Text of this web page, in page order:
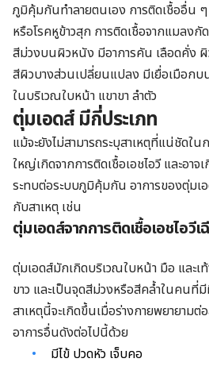
ภูมิคุ้มกันทำลายตนเอง การติดเชื้ออื่น ๆ
หรือโรคหูข้าวสุก การติดเชื้อจากแมลง
สีม่วงบนผิวหนัง มีอาการคัน เลือดคั่ง
สีผิวบางส่วนเปลี่ยนแปลง มีเยื่อเมือกบ
ในบริเวณใบหน้า แขาขา ลำตัว
ตุ่มเอดส์ มีกี่ประเภท
แม้จะยังไม่สามารถระบุสาเหตุที่แน่ชัดใน
ใหญ่เกิดจากการติดเชื้อเอชไอวี และอา
ระทบต่อระบบภูมิคุ้มกัน อาการของตุ่มเ
กับสาเหตุ เช่น
ตุ่มเอดส์จากการติดเชื้อเอชไอวี
ตุ่มเอดส์มักเกิดบริเวณใบหน้า มือ และเ
ขาว และเป็นจุดสีม่วงหรือสีคล้ำในคนที่
สาเหตุนี้จะเกิดขึ้นเมื่อร่างกายพยายามต่
อาการอื่นดังต่อไปนี้ด้วย
มีไข้ ปวดหัว เจ็บคอ